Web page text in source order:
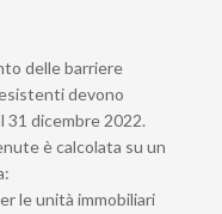
delle barriere
devono
31 dicembre 2022.
è calcolata su un
le unità immobiliari